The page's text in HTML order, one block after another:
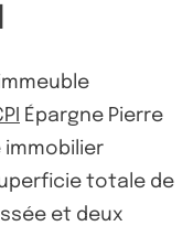
Épargne Pierre
immobilier
totale de
et deux